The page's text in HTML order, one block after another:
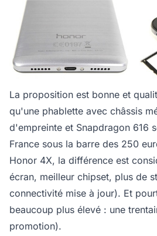
La proposition est bonne et
qu'une phablette avec châssis
d'empreinte et Snapdragon 616
France sous la barre des 250
Honor 4X, la différence est
écran, meilleur chipset, plus de
connectivité mise à jour). Et
beaucoup plus élevé : une
promotion).